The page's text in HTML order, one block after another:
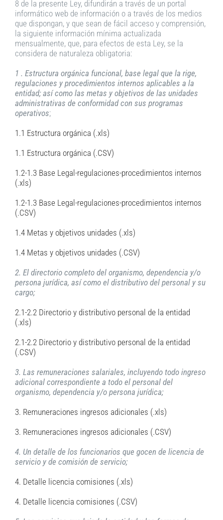
8 de la presente Ley, difundirán a través de un portal
informático web de información o a través de los medios
que dispongan, y que sean de fácil acceso y comprensión,
la siguiente información mínima actualizada
mensualmente, que, para efectos de esta Ley, se la
considera de naturaleza obligatoria:
1 . Estructura orgánica funcional, base legal que la rige,
regulaciones y procedimientos internos aplicables a la
entidad; así como las metas y objetivos de las unidades
administrativas de conformidad con sus programas
operativos;
1.1 Estructura orgánica (.xls)
1.1 Estructura orgánica (.CSV)
1.2-1.3 Base Legal-regulaciones-procedimientos internos
(.xls)
1.2-1.3 Base Legal-regulaciones-procedimientos internos
(.CSV)
1.4 Metas y objetivos unidades (.xls)
1.4 Metas y objetivos unidades (.CSV)
2. El directorio completo del organismo, dependencia y/o
persona jurídica, así como el distributivo del personal y su
cargo;
2.1-2.2 Directorio y distributivo personal de la entidad
(.xls)
2.1-2.2 Directorio y distributivo personal de la entidad
(.CSV)
3. Las remuneraciones salariales, incluyendo todo ingreso
adicional correspondiente a todo el personal del
organismo, dependencia y/o persona jurídica;
3. Remuneraciones ingresos adicionales (.xls)
3. Remuneraciones ingresos adicionales (.CSV)
4. Un detalle de los funcionarios que gocen de licencia de
servicio y de comisión de servicio;
4. Detalle licencia comisiones (.xls)
4. Detalle licencia comisiones (.CSV)